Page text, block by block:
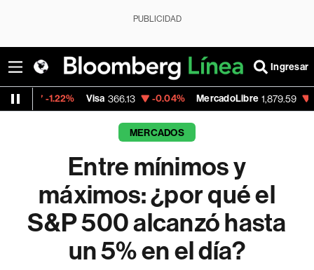
PUBLICIDAD
Ingresar
366.13 -0.04% MercadoLibre 1,879.59 -0.25% Banco
MERCADOS
Entre mínimos y
máximos: ¿por qué el
S&P 500 alcanzó hasta
un 5% en el día?